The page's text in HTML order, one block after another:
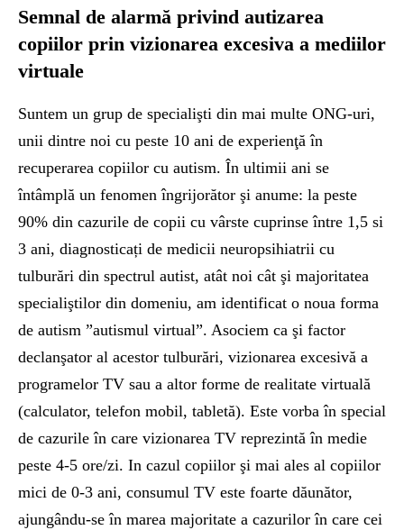
Semnal de alarmă privind autizarea
copiilor prin vizionarea excesiva a mediilor
virtuale
Suntem un grup de specialişti din mai multe ONG-uri,
unii dintre noi cu peste 10 ani de experienţă în
recuperarea copiilor cu autism. În ultimii ani se
întâmplă un fenomen îngrijorător şi anume: la peste
90% din cazurile de copii cu vârste cuprinse între 1,5 si
3 ani, diagnosticați de medicii neuropsihiatrii cu
tulburări din spectrul autist, atât noi cât şi majoritatea
specialiştilor din domeniu, am identificat o noua forma
de autism ”autismul virtual”. Asociem ca şi factor
declanşator al acestor tulburări, vizionarea excesivă a
programelor TV sau a altor forme de realitate virtuală
(calculator, telefon mobil, tabletă). Este vorba în special
de cazurile în care vizionarea TV reprezintă în medie
peste 4-5 ore/zi. In cazul copiilor şi mai ales al copiilor
mici de 0-3 ani, consumul TV este foarte dăunător,
ajungându-se în marea majoritate a cazurilor în care cei